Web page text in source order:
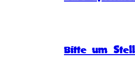
Bitte um